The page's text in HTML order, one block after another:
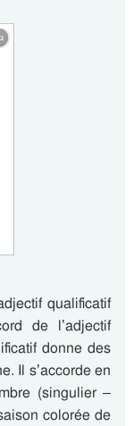
qualificatif
de l’adjectif
donne des
Il s’accorde en
(singulier –
colorée de